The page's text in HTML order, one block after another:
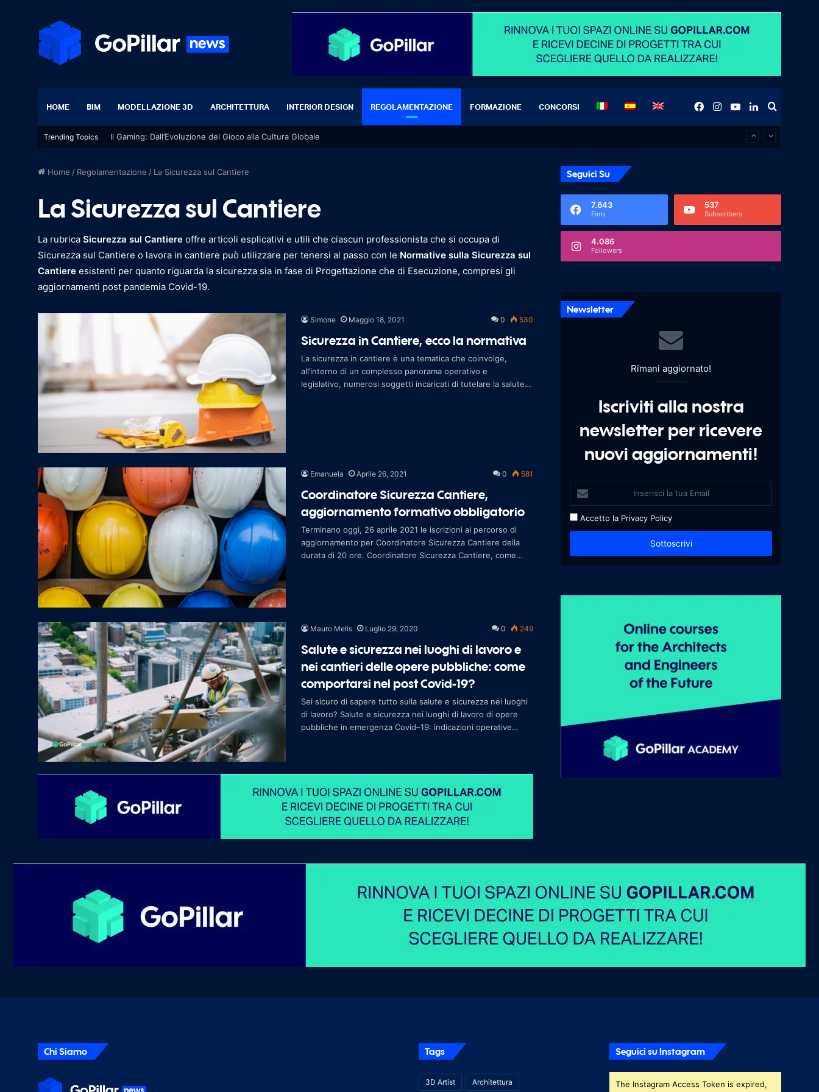
HOME BIM MODELLAZIONE 3D ARCHITETTURA INTERIOR DESIGN REGOLAMENTAZIONE FORMAZIONE CONCORSI Search
LinkedIn
YouTube
Instagram
Facebook
Trending Topics Il Gaming: Dall’Evoluzione del Gioco alla Cultura Globale
Home / Regolamentazione / La Sicurezza sul Cantiere
La Sicurezza sul Cantiere
La rubrica Sicurezza sul Cantiere offre articoli esplicativi e utili che ciascun professionista che si occupa di
Sicurezza sul Cantiere o lavora in cantiere può utilizzare per tenersi al passo con le Normative sulla Sicurezza sul
Cantiere esistenti per quanto riguarda la sicurezza sia in fase di Progettazione che di Esecuzione, compresi gli
aggiornamenti post pandemia Covid-19.
Simone Maggio 18, 2021 0 530
Sicurezza in Cantiere, ecco la normativa
La sicurezza in cantiere è una tematica che coinvolge,
all’interno di un complesso panorama operativo e
legislativo, numerosi soggetti incaricati di tutelare la salute e
Emanuela Aprile 26, 2021 0 581
Coordinatore Sicurezza Cantiere,
aggiornamento formativo obbligatorio
Terminano oggi, 26 aprile 2021 le iscrizioni al percorso di
aggiornamento per Coordinatore Sicurezza Cantiere della
durata di 20 ore. Coordinatore Sicurezza Cantiere, come
Mauro Melis Luglio 29, 2020 0 249
Salute e sicurezza nei luoghi di lavoro e
nei cantieri delle opere pubbliche: come
comportarsi nel post Covid-19?
Sei sicuro di sapere tutto sulla salute e sicurezza nei luoghi
di lavoro? Salute e sicurezza nei luoghi di lavoro di opere
pubbliche in emergenza Covid–19: indicazioni operative
Seguici Su
7.643
Fans
537
Subscribers
4.086
Followers
Newsletter
Rimani aggiornato!
Iscriviti alla nostra
newsletter per ricevere
nuovi aggiornamenti!
Accetto la Privacy Policy
Chi Siamo Tags
3D Artist Architettura
Seguici su Instagram
The Instagram Access Token is expired,